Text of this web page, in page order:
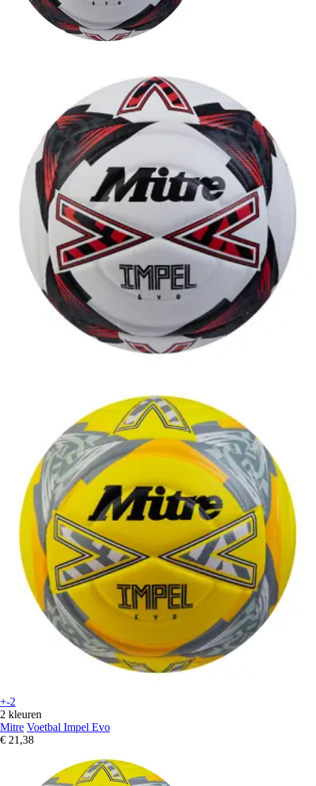
+-2
2 kleuren
Mitre Voetbal Impel Evo
€ 21,38